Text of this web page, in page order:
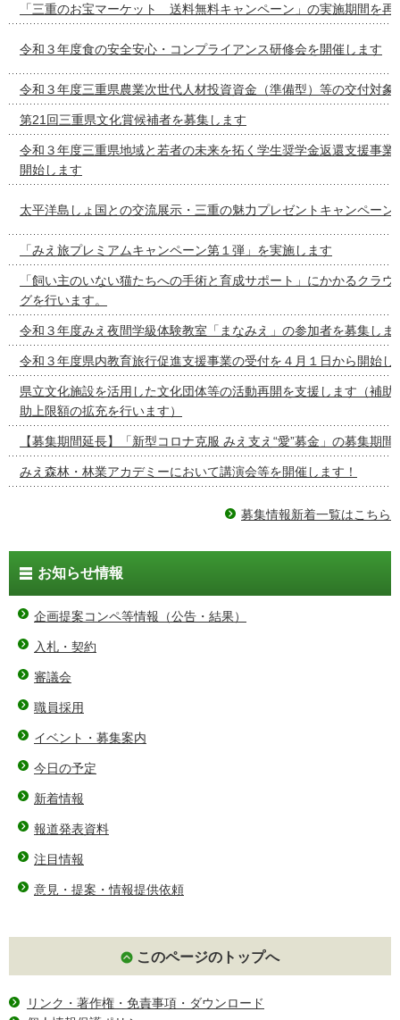
「三重のお宝マーケット 送料無料キャンペーン」の実施期間を再
令和３年度食の安全安心・コンプライアンス研修会を開催します
令和３年度三重県農業次世代人材投資資金（準備型）等の交付対象
第21回三重県文化賞候補者を募集します
令和３年度三重県地域と若者の未来を拓く学生奨学金返還支援事業
開始します
太平洋島しょ国との交流展示・三重の魅力プレゼントキャンペーン
「みえ旅プレミアムキャンペーン第１弾」を実施します
「飼い主のいない猫たちへの手術と育成サポート」にかかるクラ
グを行います。
令和３年度みえ夜間学級体験教室「まなみえ」の参加者を募集しま
令和３年度県内教育旅行促進支援事業の受付を４月１日から開始し
県立文化施設を活用した文化団体等の活動再開を支援します（補助
助上限額の拡充を行います）
【募集期間延長】「新型コロナ克服 みえ支え“愛”募金」の募集期
みえ森林・林業アカデミーにおいて講演会等を開催します！
募集情報新着一覧はこちら
お知らせ情報
企画提案コンペ等情報（公告・結果）
入札・契約
審議会
職員採用
イベント・募集案内
今日の予定
新着情報
報道発表資料
注目情報
意見・提案・情報提供依頼
このページのトップへ
リンク・著作権・免責事項・ダウンロード